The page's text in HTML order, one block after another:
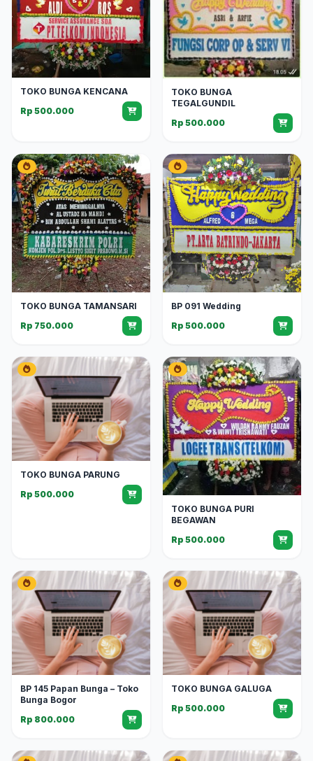
TOKO BUNGA KENCANA
Rp 500.000
TOKO BUNGA
TEGALGUNDIL
Rp 500.000
TOKO BUNGA TAMANSARI
Rp 750.000
BP 091 Wedding
Rp 500.000
TOKO BUNGA PARUNG
Rp 500.000
TOKO BUNGA PURI
BEGAWAN
Rp 500.000
BP 145 Papan Bunga – Toko
Bunga Bogor
Rp 800.000
TOKO BUNGA GALUGA
Rp 500.000